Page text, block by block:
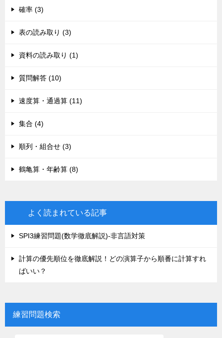
確率 (3)
表の読み取り (3)
資料の読み取り (1)
質問解答 (10)
速度算・通過算 (11)
集合 (4)
順列・組合せ (3)
鶴亀算・年齢算 (8)
よく読まれている記事
SPI3練習問題(数学徹底解説)-非言語対策
計算の優先順位を徹底解説！どの演算子から順番に計算すれ
ばいい？
練習問題検索